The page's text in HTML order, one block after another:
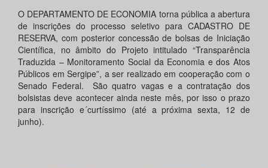
O DEPARTAMENTO DE ECONOMIA torna pública a abertura
de inscrições do processo seletivo para CADASTRO DE
RESERVA, com posterior concessão de bolsas de Iniciação
Científica, no âmbito do Projeto intitulado “Transparência
Traduzida – Monitoramento Social da Economia e dos Atos
Públicos em Sergipe”, a ser realizado em cooperação com o
Senado Federal. São quatro vagas e a contratação dos
bolsistas deve acontecer ainda neste mês, por isso o prazo
para inscrição e´curtíssimo (até a próxima sexta, 12 de
junho).